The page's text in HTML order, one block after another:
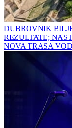
DUBROVNIK
REZULTATE;
NOVA TRASA